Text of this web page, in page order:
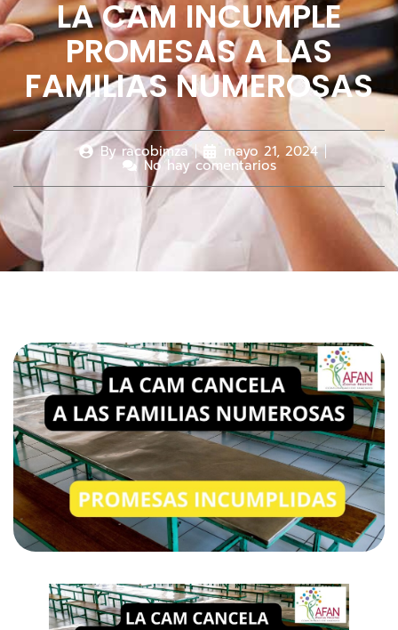
LA CAM INCUMPLE
PROMESAS A LAS
FAMILIAS NUMEROSAS
Byracobimza mayo 21, 2024
No hay comentarios